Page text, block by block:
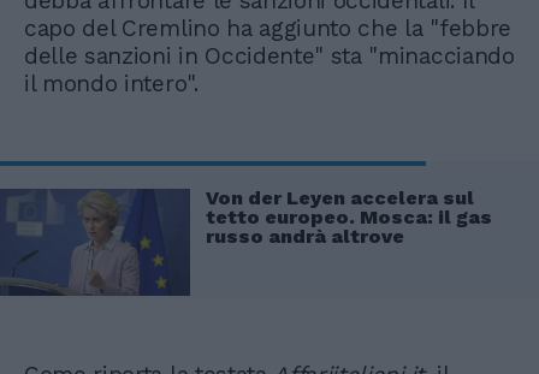
capo del Cremlino ha aggiunto che la "febbre
delle sanzioni in Occidente" sta "minacciando
il mondo intero".
Von der Leyen accelera sul
tetto europeo. Mosca: il gas
russo andrà altrove